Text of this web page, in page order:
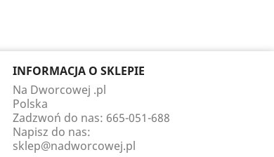
INFORMACJA O SKLEPIE
Na Dworcowej .pl
Polska
Zadzwoń do nas: 665-051-688
Napisz do nas:
sklep@nadworcowej.pl